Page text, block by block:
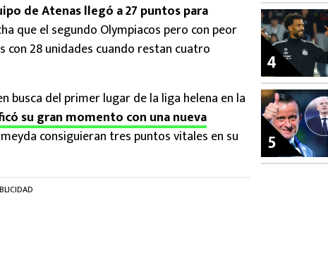
de Atenas llegó a 27 puntos para
que el segundo Olympiacos pero con peor
con 28 unidades cuando restan cuatro
busca del primer lugar de la liga helena en la
su gran momento con una nueva
consiguieran tres puntos vitales en su
4
5